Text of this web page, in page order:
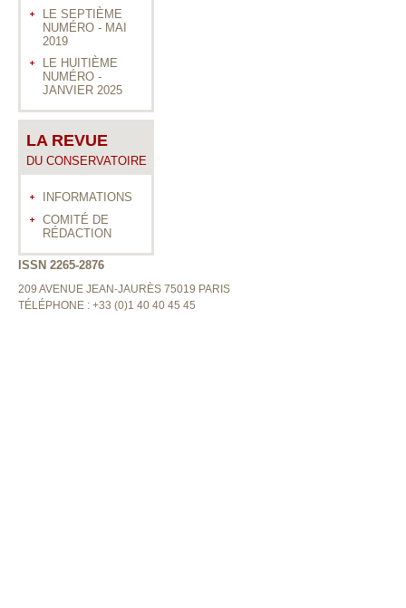
LE SEPTIÈME
NUMÉRO - MAI
2019
LE HUITIÈME
NUMÉRO -
JANVIER 2025
LA REVUE
DU CONSERVATOIRE
INFORMATIONS
COMITÉ DE
RÉDACTION
ISSN 2265-2876
209 AVENUE JEAN-JAURÈS 75019 PARIS
TÉLÉPHONE : +33 (0)1 40 40 45 45